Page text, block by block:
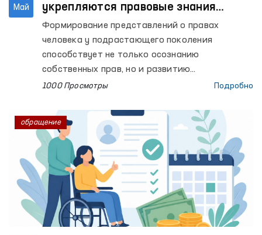
Май
укрепляются правовые знания
учащихся
Формирование представлений о правах
человека у подрастающего поколения
способствует не только осознанию
собственных прав, но и развитию
уважительного отношения к правам
общеобразовательных учреждениях страны на
системной основе внедряются занятия «Час
Омбудсмана».
1000 Просмотры Подробно
обращение